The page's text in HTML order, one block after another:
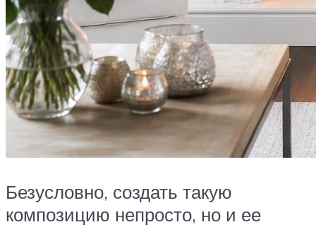
Безусловно, создать такую
композицию непросто, но и ее